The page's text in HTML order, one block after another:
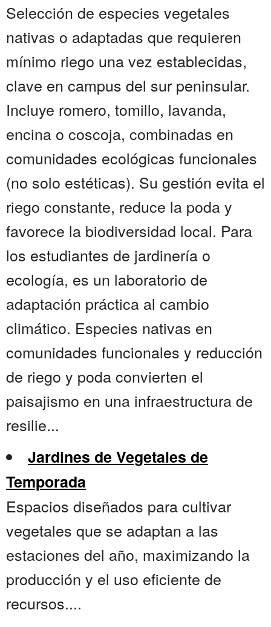
Selección de especies vegetales
nativas o adaptadas que requieren
mínimo riego una vez establecidas,
clave en campus del sur peninsular.
Incluye romero, tomillo, lavanda,
encina o coscoja, combinadas en
comunidades ecológicas funcionales
(no solo estéticas). Su gestión evita el
riego constante, reduce la poda y
favorece la biodiversidad local. Para
los estudiantes de jardinería o
ecología, es un laboratorio de
adaptación práctica al cambio
climático. Especies nativas en
comunidades funcionales y reducción
de riego y poda convierten el
paisajismo en una infraestructura de
resilie...
Jardines de Vegetales de
Temporada
Espacios diseñados para cultivar
vegetales que se adaptan a las
estaciones del año, maximizando la
producción y el uso eficiente de
recursos....